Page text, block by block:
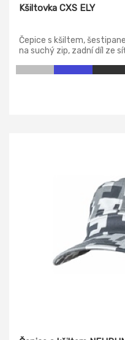
Kšiltovka CXS ELY
Čepice s kšiltem,
na suchý zip, zadní díl ze